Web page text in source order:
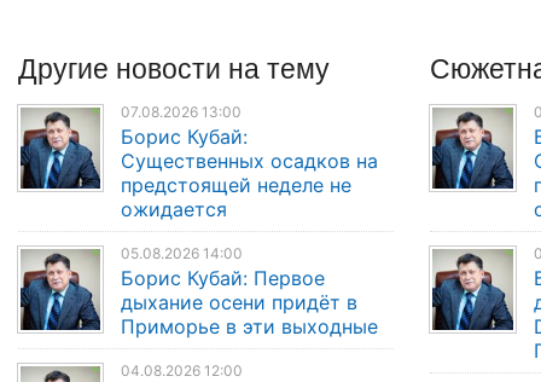
Другие новости на тему
07.08.2026 13:00
Борис Кубай:
Существенных осадков на
предстоящей неделе не
ожидается
05.08.2026 14:00
Борис Кубай: Первое
дыхание осени придёт в
Приморье в эти выходные
04.08.2026 12:00